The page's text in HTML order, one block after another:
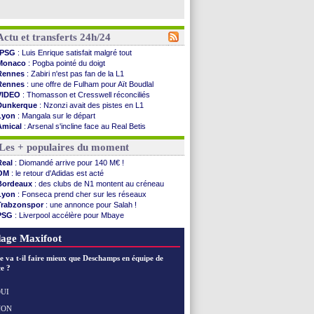
et transferts 24h/24
PSG : Luis Enrique satisfait malgré tout
: Pogba pointé du doigt
: Zabiri n'est pas fan de la L1
: une offre de Fulham pour Aït Boudlal
: Thomasson et Cresswell réconciliés
: Nzonzi avait des pistes en L1
: Mangala sur le départ
: Arsenal s'incline face au Real Betis
: lourde défaite pour le PSG
City: Maresca flou pour Reijnders
: Fenerbahçe prend une belle option
Diriyah: Mbemba arrive libre (officiel)
: le plan d'Alvarez à son retour
: premier succès pour Brest
: le joli but de Greenwood avec le Fener !
2030: une promesse d'Infantino au Maroc ...
: la compo pour le premier match amical
: une nouvelle offre pour Vinicius
: Cabral a prolongé (officiel)
+ populaires du moment
: Diomandé arrive pour 140 M€ !
: le retour d'Adidas est acté
: des clubs de N1 montent au créneau
: Fonseca prend cher sur les réseaux
: une annonce pour Salah !
: Liverpool accélère pour Mbaye
: 3 joueurs écartés du groupe pro
Maxifoot
va t-il faire mieux que Deschamps en équipe de
?